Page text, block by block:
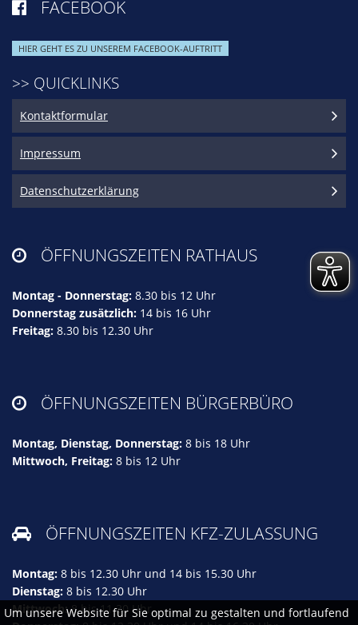
 FACEBOOK
HIER GEHT ES ZU UNSEREM FACEBOOK-AUFTRITT
>> QUICKLINKS
Kontaktformular
Impressum
Datenschutzerklärung
 ÖFFNUNGSZEITEN RATHAUS
Montag - Donnerstag: 8.30 bis 12 Uhr
Donnerstag zusätzlich: 14 bis 16 Uhr
Freitag: 8.30 bis 12.30 Uhr
 ÖFFNUNGSZEITEN BÜRGERBÜRO
Montag, Dienstag, Donnerstag: 8 bis 18 Uhr
Mittwoch, Freitag: 8 bis 12 Uhr
 ÖFFNUNGSZEITEN KFZ-ZULASSUNG
Montag: 8 bis 12.30 Uhr und 14 bis 15.30 Uhr
Dienstag: 8 bis 12.30 Uhr
Mittwoch:8 bis 11.30 Uhr
Um unsere Website für Sie optimal zu gestalten und fortlaufend